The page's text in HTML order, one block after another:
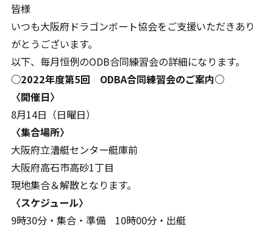
皆様
いつも大阪府ドラゴンボート協会をご支援いただきあり
がとうございます。
以下、毎月恒例のODB合同練習会の詳細になります。
○2022年度第5回 ODBA合同練習会のご案内○
〈開催日〉
8月14日（日曜日）
〈集合場所〉
大阪府立漕艇センター艇庫前
大阪府高石市高砂1丁目
現地集合＆解散となります。
〈スケジュール〉
9時30分・集合・準備 10時00分・出艇